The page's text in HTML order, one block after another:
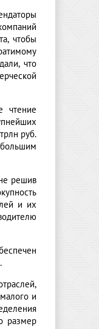
чтобы
что
чтение
руб.
решив
и их
и
размер